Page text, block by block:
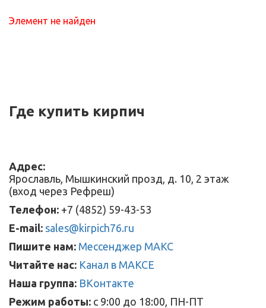
Элемент не найден
Где купить кирпич
Адрес:
Ярославль, Мышкинский прозд, д. 10, 2 этаж
(вход через Рефреш)
Телефон: +7 (4852) 59-43-53
E-mail: sales@kirpich76.ru
Пишите нам: Мессенджер МАКС
Читайте нас: Канал в МАКСЕ
Наша группа: ВКонтакте
Режим работы: с 9:00 до 18:00, ПН-ПТ